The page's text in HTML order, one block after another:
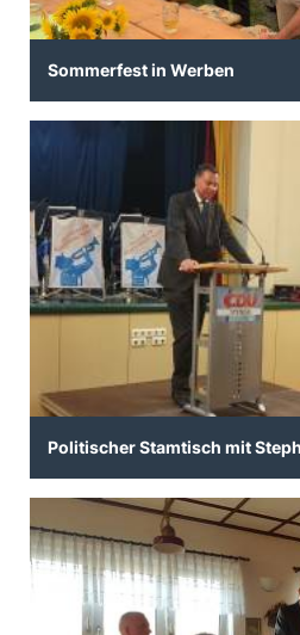
Sommerfest in Werben
Politischer Stamtisch mit